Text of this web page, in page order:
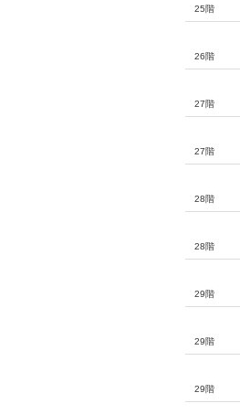
25階
26階
27階
27階
28階
28階
29階
29階
29階